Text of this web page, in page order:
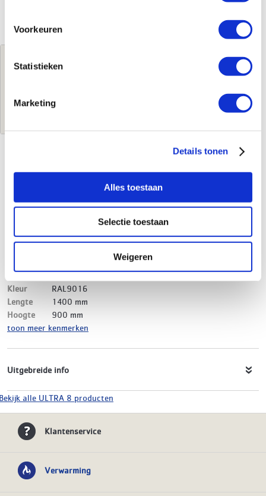
Voorkeuren
Statistieken
Marketing
Details tonen
Alles toestaan
Selectie toestaan
Weigeren
Jouw brutoprijs
Log in voor jouw prijs
Kenmerken
EAN-Code
8719999018638
Paneelradiator
Serie
ULTRA 8 Compact
Materiaal
Staal
Kleur
RAL9016
Lengte
1400 mm
Hoogte
900 mm
toon meer kenmerken
Uitgebreide info
alle ULTRA 8 producten
Klantenservice
Verwarming